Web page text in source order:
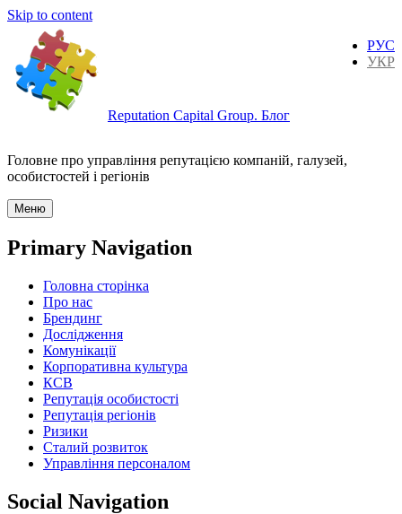
Skip to content
Reputation Capital Group. Блог
РУС
УКР
Головне про управління репутацією компаній, галузей,
особистостей і регіонів
Меню
Primary Navigation
Головна сторінка
Про нас
Брендинг
Дослідження
Комунікації
Корпоративна культура
КСВ
Репутація особистості
Репутація регіонів
Ризики
Сталий розвиток
Управління персоналом
Social Navigation